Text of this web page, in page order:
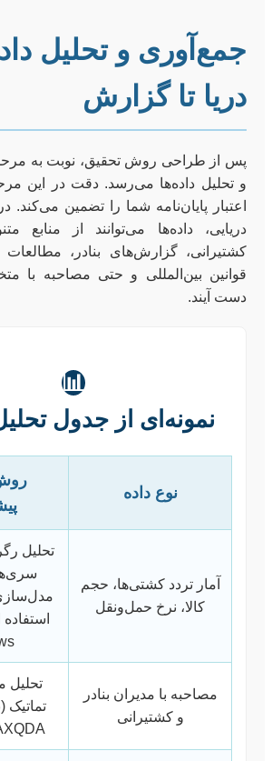
جمع‌آوری و تحلیل
دریا تا گزارش
پس از طراحی روش تحقیق، نوبت به
و تحلیل داده‌ها می‌رسد. دقت در این
اعتبار پایان‌نامه شما را تضمین می‌کند.
دریایی، داده‌ها می‌توانند از منابع
کشتیرانی، گزارش‌های بنادر،
قوانین بین‌المللی و حتی مصاحبه با
دست آیند.
📊
نمونه‌ای از جدول
نوع داده
آمار تردد کشتی‌ها، حجم
کالا، نرخ حمل‌ونقل
تحلیل
مصاحبه با مدیران بنادر
و کشتیرانی
تحلیل
تماتیک